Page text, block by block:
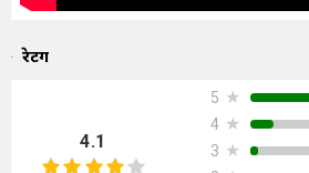
रेटिंग
4.1
5 ★
4 ★
3 ★